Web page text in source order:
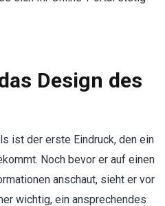
Design des
ist der erste Eindruck, den ein
Noch bevor er auf einen
anschaut, sieht er vor
wichtig, ein ansprechendes